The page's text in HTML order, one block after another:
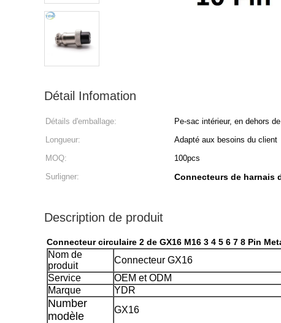
Détail Infomation
Détails d'emballage: Pe-sac intérieur, en dehors
Longueur:
Adapté aux besoins du client
MOQ:
100pcs
Surligner:
Connecteurs de harnais
Description de produit
Connecteur circulaire 2 de GX16 M16 3 4 5 6 7 8 Pin
Nom de
produit
Connecteur GX16
Service
OEM et ODM
Marque
YDR
Number
modèle
GX16